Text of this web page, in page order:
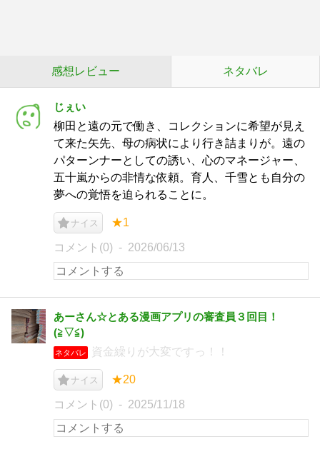
感想レビュー ネタバレ
じぇい
柳田と遠の元で働き、コレクションに希望が見え
て来た矢先、母の病状により行き詰まりが。遠の
パターンナーとしての誘い、心のマネージャー、
五十嵐からの非情な依頼。育人、千雪とも自分の
夢への覚悟を迫られることに。
ナイス ★1
コメント(0) 2026/06/13
あーさん☆とある漫画アプリの審査員３回目！
(⁠≧⁠▽⁠≦⁠)
ネタバレ 資金繰りが大変ですっ！！
ナイス ★20
コメント(0) 2025/11/18